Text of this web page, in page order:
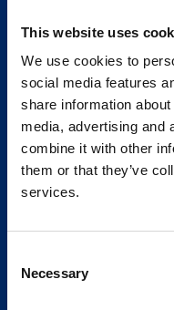
This website uses
We use cookies to
social media features
share information
media, advertising and
combine it with other
them or that they’ve
services.
Selection
Necessary